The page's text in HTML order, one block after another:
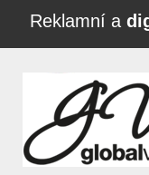
Reklamní a